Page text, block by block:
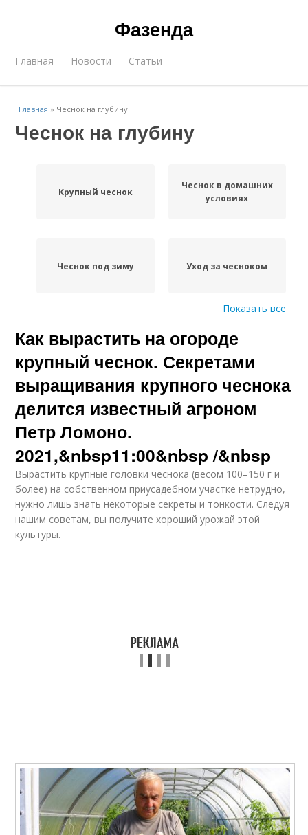
Фазенда
Главная Новости Статьи
Главная » Чеснок на глубину
Чеснок на глубину
Крупный чеснок
Чеснок в домашних
условиях
Чеснок под зиму Уход за чесноком
Яровой чеснок Озимый чеснок
Почва для чеснока Шикарный чеснок
Чеснок на
подоконнике
Чеснок при посадке
Показать все
Как вырастить на огороде
крупный чеснок. Секретами
выращивания крупного чеснока
делится известный агроном
Петр Ломоно.
2021,&nbsp11:00&nbsp /&nbsp
Вырастить крупные головки чеснока (весом 100–150 г и
более) на собственном приусадебном участке нетрудно,
нужно лишь знать некоторые секреты и тонкости. Следуя
нашим советам, вы получите хороший урожай этой
культуры.